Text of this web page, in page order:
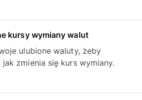
kursy wymiany walut
ulubione waluty, żeby
zmienia się kurs wymiany.